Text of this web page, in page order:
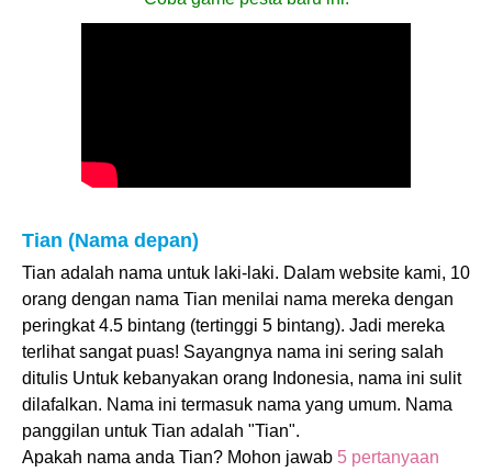
Tian (Nama depan)
Tian adalah nama untuk laki-laki. Dalam website kami, 10
orang dengan nama Tian menilai nama mereka dengan
peringkat 4.5 bintang (tertinggi 5 bintang). Jadi mereka
terlihat sangat puas! Sayangnya nama ini sering salah
ditulis Untuk kebanyakan orang Indonesia, nama ini sulit
dilafalkan. Nama ini termasuk nama yang umum. Nama
panggilan untuk Tian adalah "Tian".
Apakah nama anda Tian? Mohon jawab 5 pertanyaan